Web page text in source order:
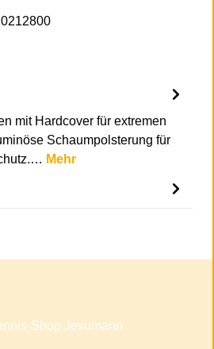
mit Hardcover für extremen
Schaumpolsterung für
Mehr